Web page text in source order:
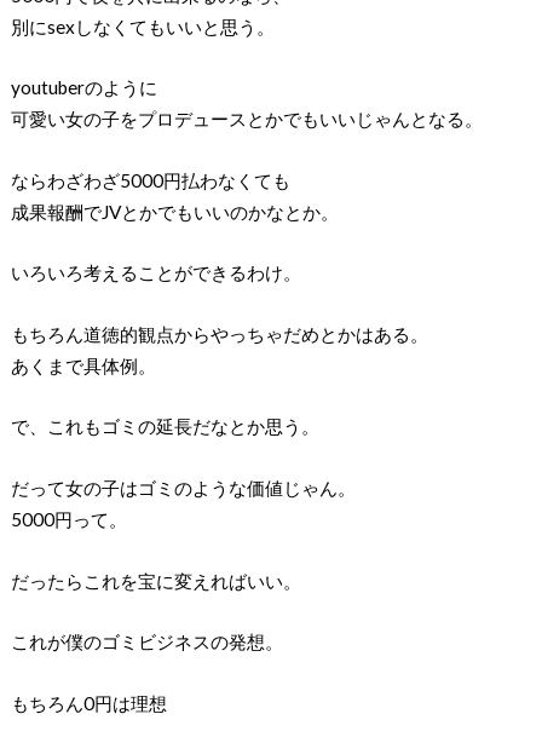
別にsexしなくてもいいと思う。
youtuberのように
可愛い女の子をプロデュースとかでもいいじゃんとなる。
ならわざわざ5000円払わなくても
成果報酬でJVとかでもいいのかなとか。
いろいろ考えることができるわけ。
もちろん道徳的観点からやっちゃだめとかはある。
あくまで具体例。
で、これもゴミの延長だなとか思う。
だって女の子はゴミのような価値じゃん。
5000円って。
だったらこれを宝に変えればいい。
これが僕のゴミビジネスの発想。
もちろん0円は理想